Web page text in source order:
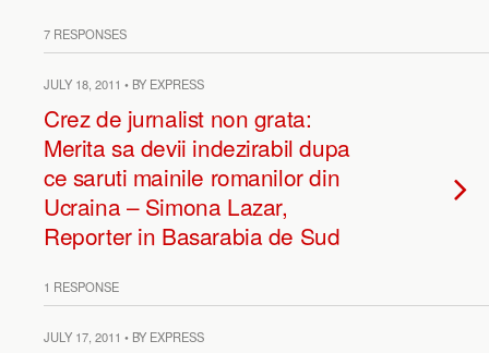
7 RESPONSES
JULY 18, 2011 • BY EXPRESS
Crez de jurnalist non grata:
Merita sa devii indezirabil dupa
ce saruti mainile romanilor din
Ucraina – Simona Lazar,
Reporter in Basarabia de Sud
1 RESPONSE
JULY 17, 2011 • BY EXPRESS